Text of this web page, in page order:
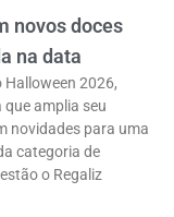
novos doces
na data
Halloween 2026,
amplia seu
novidades para uma
categoria de
o Regaliz